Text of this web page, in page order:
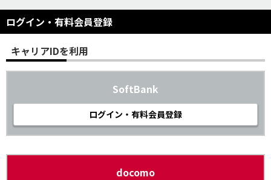
ログイン・有料会員登録
キャリアIDを利用
SoftBank
ログイン・有料会員登録
docomo